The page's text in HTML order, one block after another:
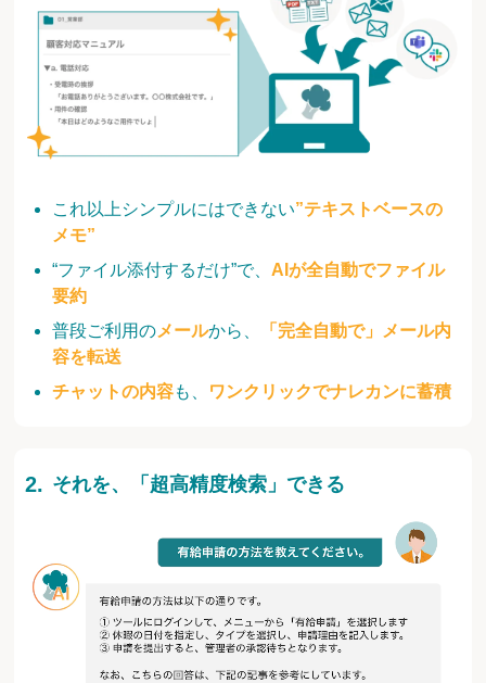
これ以上シンプルにはできない”テキストベースの
メモ”
“ファイル添付するだけ”で、 AIが全自動でファイル
要約
普段ご利用のメールから、
「完全自動で」メール内
容を転送
チャットの内容も、 ワンクリックでナレカンに蓄積
それを、「超高精度検索」できる